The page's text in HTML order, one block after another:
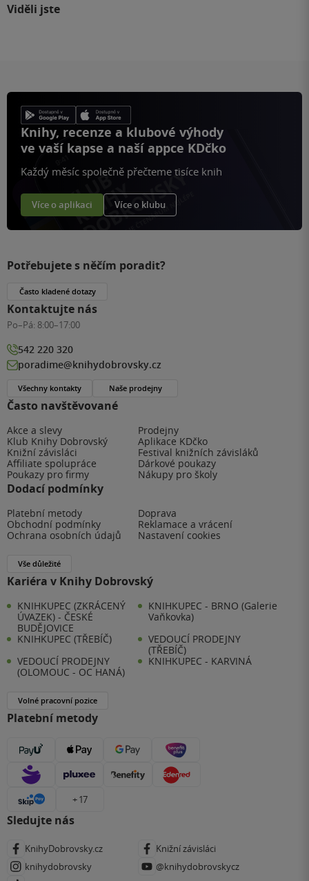
Viděli jste
Knihy, recenze a klubové výhody
ve vaší kapse a naší appce KDčko
Každý měsíc společně přečteme tisíce knih
Více o aplikaci Více o klubu
Často navštěvované
Akce a slevy
Prodejny
Klub Knihy Dobrovský
Aplikace KDčko
Knižní závisláci
Festival knižních závisláků
Affiliate spolupráce
Dárkové poukazy
Poukazy pro firmy
Nákupy pro školy
Dodací podmínky
Platební metody
Doprava
Obchodní podmínky
Reklamace a vrácení
Ochrana osobních údajů
Nastavení cookies
Vše důležité
Kariéra v Knihy Dobrovský
KNIHKUPEC (ZKRÁCENÝ
ÚVAZEK) - ČESKÉ
BUDĚJOVICE
KNIHKUPEC - BRNO (Galerie
Vaňkovka)
KNIHKUPEC (TŘEBÍČ)
VEDOUCÍ PRODEJNY
(TŘEBÍČ)
VEDOUCÍ PRODEJNY
(OLOMOUC - OC HANÁ)
KNIHKUPEC - KARVINÁ
Volné pracovní pozice
Platební metody
+ 17
Sledujte nás
KnihyDobrovsky.cz
Knižní závisláci
knihydobrovsky
@knihydobrovskycz
Potřebujete s něčím poradit?
Často kladené dotazy
Kontaktujte nás
Po–Pá: 8:00–17:00
542 220 320
poradime@knihydobrovsky.cz
Všechny kontakty Naše prodejny